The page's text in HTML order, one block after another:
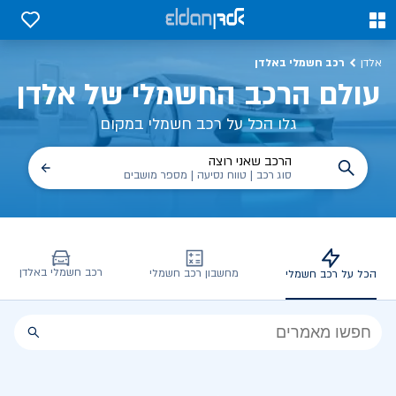
0
0
אלדן רכב חשמלי באלדן
עולם הרכב החשמלי של אלדן
גלו הכל על רכב חשמלי במקום
הרכב שאני רוצה
סוג רכב | טווח נסיעה | מספר מושבים
הכל על רכב חשמלי מחשבון רכב חשמלי רכב חשמלי באלדן
הכל
הכל על רכב חשמלי, שימושים, טכנולוגיה וכל מה שכדי לדעת | אלדן